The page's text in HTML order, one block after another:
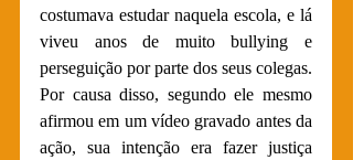
costumava estudar naquela escola, e lá
viveu anos de muito bullying e
perseguição por parte dos seus colegas.
Por causa disso, segundo ele mesmo
afirmou em um vídeo gravado antes da
ação, sua intenção era fazer justiça